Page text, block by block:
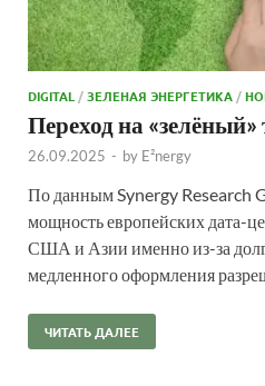
DIGITAL /ЗЕЛЕНАЯ ЭНЕРГЕТИКА /
Переход на
26.09.2025 - by E²nergy
По данным Synergy Research
мощность европейских дата-
США и Азии именно из-за
медленного оформления
ЧИТАТЬ ДАЛЕЕ